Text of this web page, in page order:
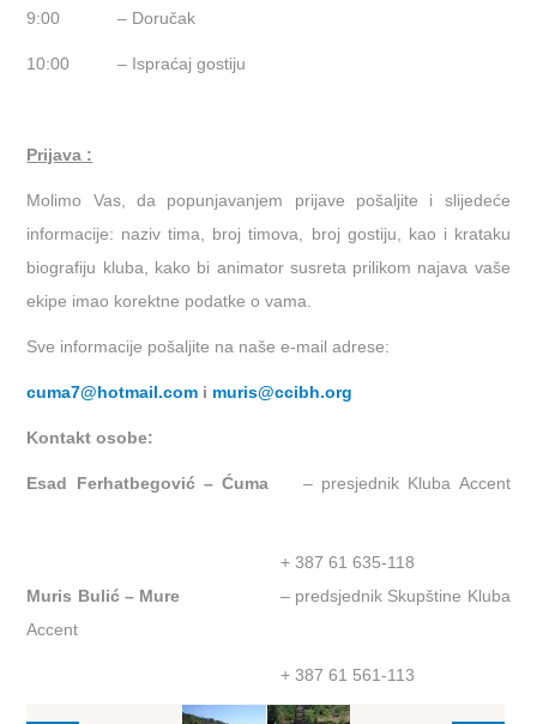
9:00 – Doručak
10:00 – Ispraćaj gostiju
Prijava :
Molimo Vas, da popunjavanjem prijave pošaljite i slijedeće
informacije: naziv tima, broj timova, broj gostiju, kao i krataku
biografiju kluba, kako bi animator susreta prilikom najava vaše
ekipe imao korektne podatke o vama.
Sve informacije pošaljite na naše e-mail adrese:
cuma7@hotmail.com i muris@ccibh.org
Kontakt osobe:
Esad Ferhatbegović – Ćuma – presjednik Kluba Accent
+ 387 61 635-118
Muris Bulić – Mure
– predsjednik Skupštine Kluba
Accent
+ 387 61 561-113